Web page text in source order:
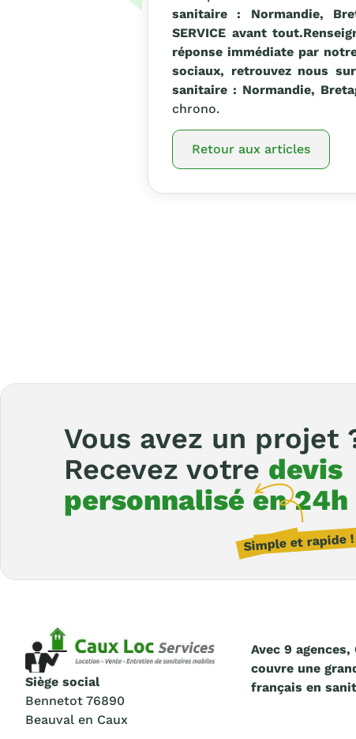
sanitaire : Normandie,
SERVICE avant tout.
réponse immédiate par
sociaux, retrouvez nous sur
sanitaire : Normandie,
chrono.
Retour aux articles
Vous avez un projet
Recevez votre devis
personnalisé en 24h
Siège social
Bennetot 76890
Beauval en Caux
Avec 9 agences,
couvre une
français en